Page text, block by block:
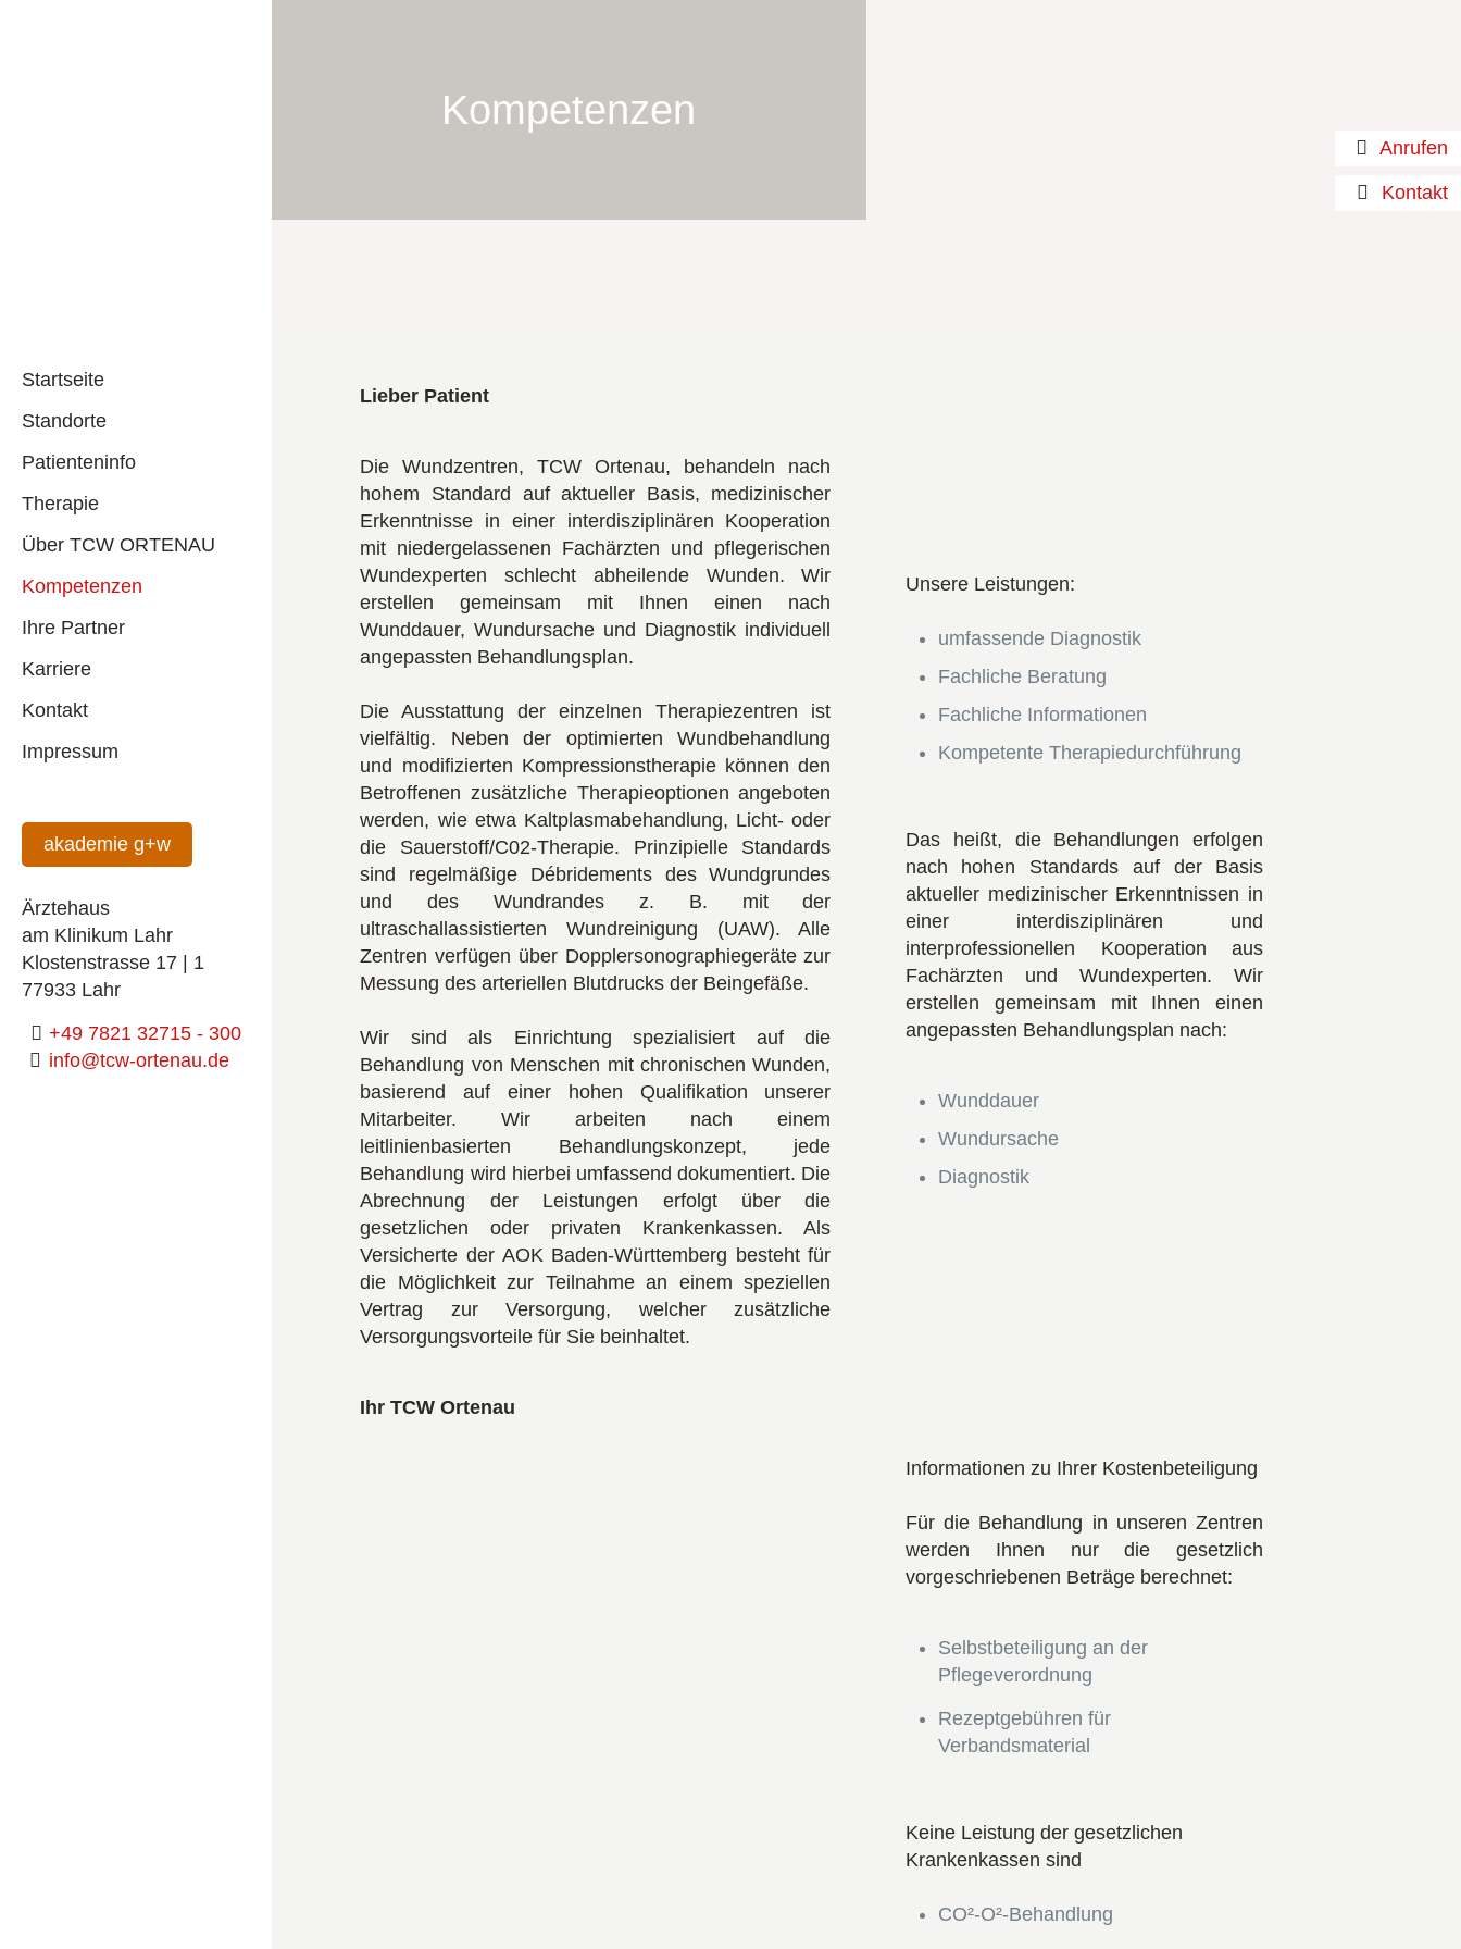
Startseite
Standorte
Patienteninfo
Therapie
Über TCW ORTENAU
Kompetenzen
Ihre Partner
Karriere
Kontakt
Impressum
akademie g+w
Ärztehaus
am Klinikum Lahr
Klostenstrasse 17 | 1
77933 Lahr
+49 7821 32715 - 300
info@tcw-ortenau.de
Kompetenzen
Lieber Patient
Die Wundzentren, TCW Ortenau, behandeln nach
hohem Standard auf aktueller Basis, medizinischer
Erkenntnisse in einer interdisziplinären Kooperation
mit niedergelassenen Fachärzten und pflegerischen
Wundexperten schlecht abheilende Wunden. Wir
erstellen gemeinsam mit Ihnen einen nach
Wunddauer, Wundursache und Diagnostik individuell
angepassten Behandlungsplan.
Die Ausstattung der einzelnen Therapiezentren ist
vielfältig. Neben der optimierten Wundbehandlung
und modifizierten Kompressionstherapie können den
Betroffenen zusätzliche Therapieoptionen angeboten
werden, wie etwa Kaltplasmabehandlung, Licht- oder
die Sauerstoff/C02-Therapie. Prinzipielle Standards
sind regelmäßige Débridements des Wundgrundes
und des Wundrandes z. B. mit der
ultraschallassistierten Wundreinigung (UAW). Alle
Zentren verfügen über Dopplersonographiegeräte zur
Messung des arteriellen Blutdrucks der Beingefäße.
Wir sind als Einrichtung spezialisiert auf die
Behandlung von Menschen mit chronischen Wunden,
basierend auf einer hohen Qualifikation unserer
Mitarbeiter. Wir arbeiten nach einem
leitlinienbasierten Behandlungskonzept, jede
Behandlung wird hierbei umfassend dokumentiert. Die
Abrechnung der Leistungen erfolgt über die
gesetzlichen oder privaten Krankenkassen. Als
Versicherte der AOK Baden-Württemberg besteht für
die Möglichkeit zur Teilnahme an einem speziellen
Vertrag zur Versorgung, welcher zusätzliche
Versorgungsvorteile für Sie beinhaltet.
Ihr TCW Ortenau
Unsere Leistungen:
umfassende Diagnostik
Fachliche Beratung
Fachliche Informationen
Kompetente Therapiedurchführung
Das heißt, die Behandlungen erfolgen
nach hohen Standards auf der Basis
aktueller medizinischer Erkenntnissen in
einer interdisziplinären und
interprofessionellen Kooperation aus
Fachärzten und Wundexperten. Wir
erstellen gemeinsam mit Ihnen einen
angepassten Behandlungsplan nach:
Wunddauer
Wundursache
Diagnostik
Informationen zu Ihrer Kostenbeteiligung
Für die Behandlung in unseren Zentren
werden Ihnen nur die gesetzlich
vorgeschriebenen Beträge berechnet:
Selbstbeteiligung an der
Pflegeverordnung
Rezeptgebühren für
Verbandsmaterial
Keine Leistung der gesetzlichen
Krankenkassen sind
CO²-O²-Behandlung
Anrufen
Kontakt